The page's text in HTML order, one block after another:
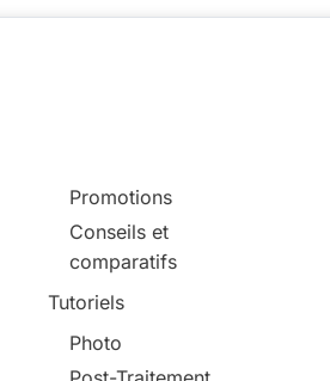
Promotions
Conseils et
comparatifs
Tutoriels
Photo